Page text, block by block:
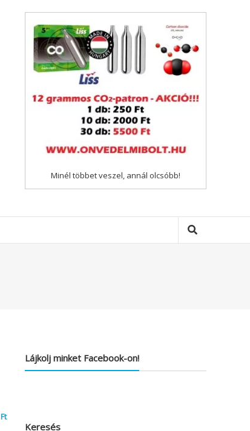
Minél többet veszel, annál olcsóbb!
Ft
Lájkolj minket Facebook-on!
Keresés